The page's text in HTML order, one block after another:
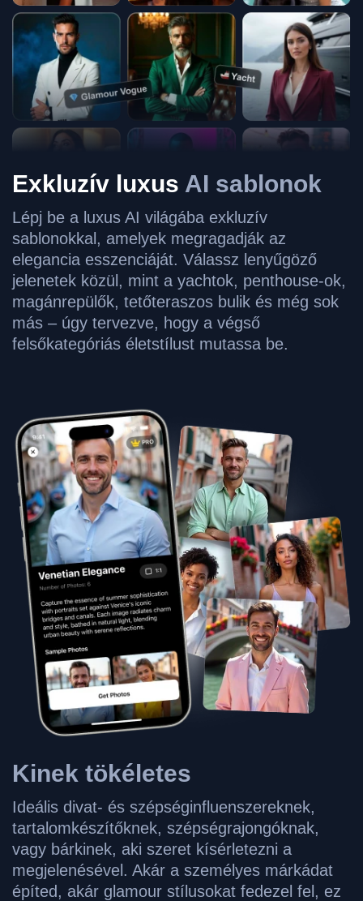
Exkluzív luxus AI sablonok
Lépj be a luxus AI világába exkluzív
sablonokkal, amelyek megragadják az
elegancia esszenciáját. Válassz lenyűgöző
jelenetek közül, mint a yachtok, penthouse-ok,
magánrepülők, tetőteraszos bulik és még sok
más – úgy tervezve, hogy a végső
felsőkategóriás életstílust mutassa be.
Kinek tökéletes
Ideális divat- és szépséginfluenszereknek,
tartalomkészítőknek, szépségrajongóknak,
vagy bárkinek, aki szeret kísérletezni a
megjelenésével. Akár a személyes márkádat
építed, akár glamour stílusokat fedezel fel, ez